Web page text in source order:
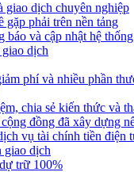
giao dịch chuyên nghiệp
gặp phải trên nền tảng
báo và cập nhật hệ
dịch
phí và nhiều phần
chia sẻ kiến thức và
đồng đã xây dựng
vụ tài chính tiền điện
giao dịch
trữ 100%